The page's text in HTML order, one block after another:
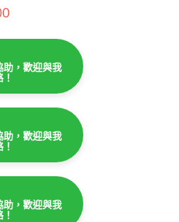
助，歡迎與我
助，歡迎與我
助，歡迎與我